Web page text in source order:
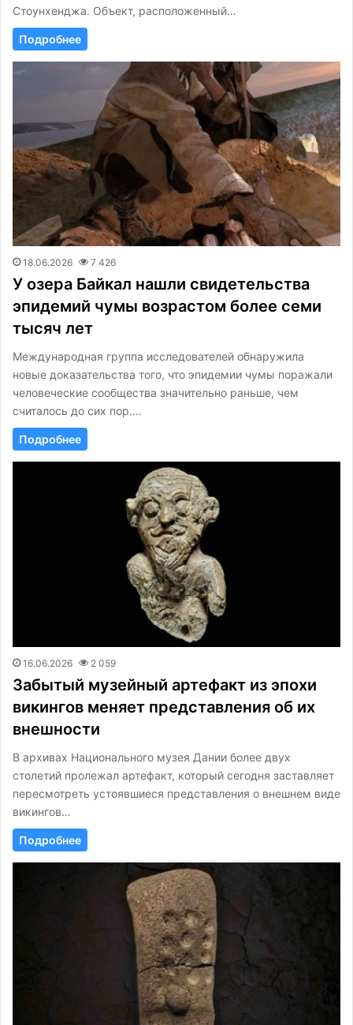
Стоунхенджа. Объект, расположенный…
Подробнее
18.06.2026 7 426
У озера Байкал нашли свидетельства
эпидемий чумы возрастом более семи
тысяч лет
Международная группа исследователей обнаружила
новые доказательства того, что эпидемии чумы поражали
человеческие сообщества значительно раньше, чем
считалось до сих пор.…
Подробнее
16.06.2026 2 059
Забытый музейный артефакт из эпохи
викингов меняет представления об их
внешности
В архивах Национального музея Дании более двух
столетий пролежал артефакт, который сегодня заставляет
пересмотреть устоявшиеся представления о внешнем виде
викингов…
Подробнее